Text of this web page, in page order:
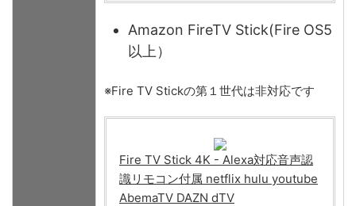
Amazon FireTV Stick(Fire OS5
以上）
※Fire TV Stickの第１世代は非対応です
Fire TV Stick 4K - Alexa対応音声認
識リモコン付属 netflix hulu youtube
AbemaTV DAZN dTV